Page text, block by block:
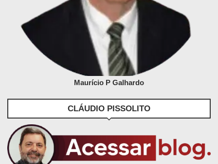
Maurício P Galhardo
CLÁUDIO PISSOLITO